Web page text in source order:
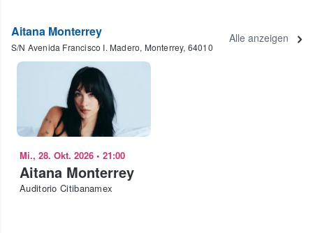
Aitana Monterrey
S/N Avenida Francisco I. Madero, Monterrey, 64010
Alle anzeigen
Mi., 28. Okt. 2026 • 21:00
Aitana Monterrey
Auditorio Citibanamex